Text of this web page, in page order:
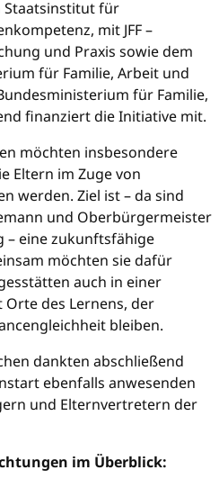
Staatsinstitut für
mit JFF –
und Praxis sowie dem
für Familie, Arbeit und
für Familie,
finanziert die Initiative mit.
möchten insbesondere
Eltern im Zuge von
werden. Ziel ist – da sind
und Oberbürgermeister
– eine zukunftsfähige
möchten sie dafür
auch in einer
des Lernens, der
bleiben.
dankten abschließend
ebenfalls anwesenden
und Elternvertretern der
im Überblick: